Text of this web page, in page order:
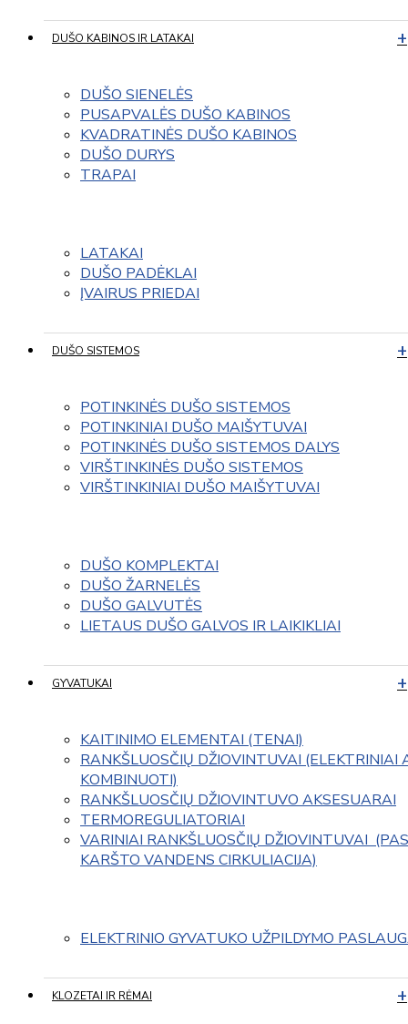
DUŠO KABINOS IR LATAKAI
DUŠO SIENELĖS
PUSAPVALĖS DUŠO KABINOS
KVADRATINĖS DUŠO KABINOS
DUŠO DURYS
TRAPAI
LATAKAI
DUŠO PADĖKLAI
ĮVAIRUS PRIEDAI
DUŠO SISTEMOS
POTINKINĖS DUŠO SISTEMOS
POTINKINIAI DUŠO MAIŠYTUVAI
POTINKINĖS DUŠO SISTEMOS DALYS
VIRŠTINKINĖS DUŠO SISTEMOS
VIRŠTINKINIAI DUŠO MAIŠYTUVAI
DUŠO KOMPLEKTAI
DUŠO ŽARNELĖS
DUŠO GALVUTĖS
LIETAUS DUŠO GALVOS IR LAIKIKLIAI
GYVATUKAI
KAITINIMO ELEMENTAI (TENAI)
RANKŠLUOSČIŲ DŽIOVINTUVAI (ELEKTRINIAI
KOMBINUOTI)
RANKŠLUOSČIŲ DŽIOVINTUVO AKSESUARAI
TERMOREGULIATORIAI
VARINIAI RANKŠLUOSČIŲ DŽIOVINTUVAI
KARŠTO VANDENS CIRKULIACIJA)
ELEKTRINIO GYVATUKO UŽPILDYMO
KLOZETAI IR RĖMAI